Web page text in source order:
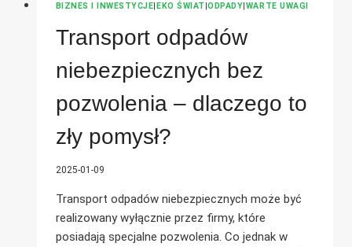
BIZNES I INWESTYCJE EKO ŚWIAT |ODPADY WARTE UWAGI
Transport odpadów
niebezpiecznych bez
pozwolenia – dlaczego to
zły pomysł?
2025-01-09
Transport odpadów niebezpiecznych może być
realizowany wyłącznie przez firmy, które
posiadają specjalne pozwolenia. Co jednak w